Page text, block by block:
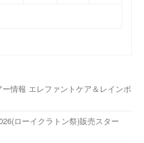
情報 エレファントケア＆レインボ
ローイクラトン祭)販売スター